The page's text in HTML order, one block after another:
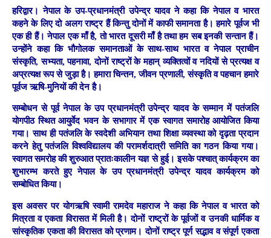
हरिद्वार। नेपाल के उप-प्रधानमंत्री उपेन्द्र यादव ने कहा कि नेपाल व भारत
कहने के लिए दो अलग राष्ट्र हैं किन्तु दोनों में काफी समानता है। हमारे पूर्वज भी
एक ही हैं। नेपाल एक माँ है, तो भारत दूसरी माँ है तथा हम सब इनकी सन्तान हैं।
उन्होंने कहा कि भौगोलक समानताओं के साथ-साथ भारत व नेपाल प्राचीन
संस्कृति, सभ्यता, पहनावा, दोनों राष्ट्रों के महान् व्यक्तित्वों व नदियों से प्रत्यक्ष व
अप्रत्यक्ष रूप से जुड़ा है। हमारा चिन्तन, जीवन प्रणाली, संस्कृति व पहचान हमारे
पूर्वज ऋषि-मुनियों की देन है।
सम्बोधन से पूर्व नेपाल के उप प्रधानमंत्री उपेन्द्र यादव के सम्मान में पतंजलि
योगपीठ स्थित आयुर्वेद भवन के सभागार में एक स्वागत समारोह आयोजित किया
गया। साथ ही पतंजलि के स्वदेशी अभियान तथा शिक्षा व्यवस्था को दृढ़ता प्रदान
करने हेतु पतंजलि विश्वविद्यालय की परामर्शदात्री समिति का गठन किया गया।
स्वागत समरोह की शुरुआत प्रातःकालीन यज्ञ से हुई। इसके पश्चात् कार्यक्रम का
शुभारम्भ करते हुएनेपाल के उप प्रधानमंत्री उपेन्द्र यादव कार्यक्रम को
सम्बोधित किया।
इस अवसर पर योगऋषि स्वामी रामदेव महाराज ने कहा कि नेपाल व भारत को
मित्रता व एकता विरासत में मिली है। दोनों राष्ट्रों के पूर्वजों व उनकी धार्मिक व
सांस्कृतिक एकता की विरासत को प्रणाम। दोनों राष्ट्र पूर्ण सद्भाव व संपूर्ण एकता